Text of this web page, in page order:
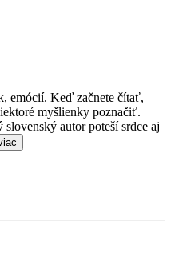
emócií. Keď začnete čítať,
myšlienky poznačiť.
autor poteší srdce aj